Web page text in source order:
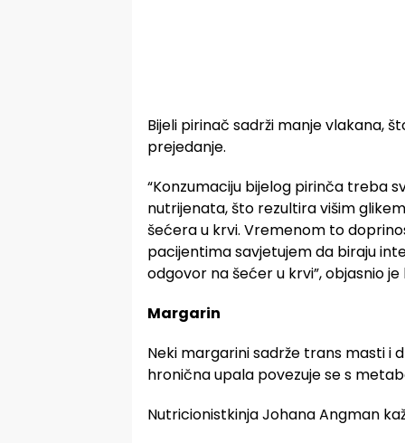
Bijeli pirinač sadrži manje vlakana,
prejedanje.
“Konzumaciju bijelog pirinča treba
nutrijenata, što rezultira višim
šećera u krvi. Vremenom to
pacijentima savjetujem da biraju
odgovor na šećer u krvi”, objasnio
Margarin
Neki margarini sadrže trans masti i
hronična upala povezuje se s
Nutricionistkinja Johana Angman